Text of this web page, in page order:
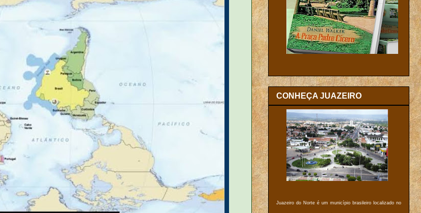
CONHEÇA JUAZEIRO
Juazeiro do Norte é um município brasileiro localizado no